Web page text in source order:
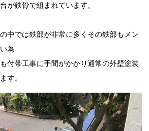
が鉄骨で組まれています。
中では鉄部が非常に多くその鉄部もメン
為
付帯工事に手間がかかり通常の外壁塗装
す。